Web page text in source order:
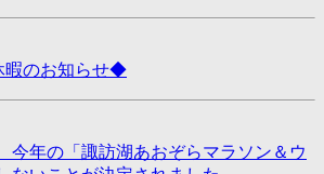
のお知らせ◆
年の「諏訪湖あおぞらマラソン＆ウ